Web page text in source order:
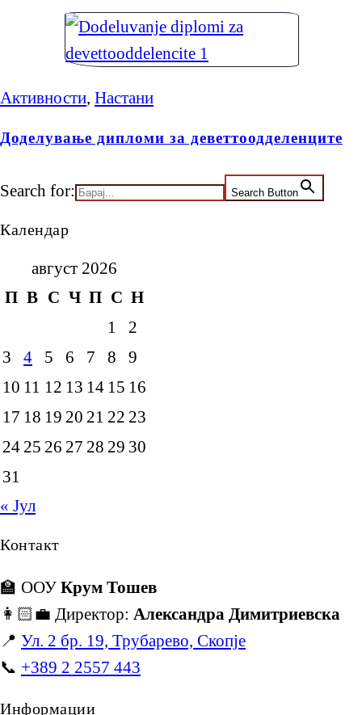
Активности, Настани
Доделување дипломи за деветтоодделенците
Search for: Search Button
Календар
август 2026
П В С Ч П С Н
1
2
3
4 5 6 7 8
9
10 11 12 13 14 15 16
17 18 19 20 21 22 23
24 25 26 27 28 29 30
31
« Јул
Контакт
🏫 ООУ Крум Тошев
👩🏻‍💼 Директор: Александра Димитриевска
📍 Ул. 2 бр. 19, Трубарево, Скопје
📞 +389 2 2557 443
Информации